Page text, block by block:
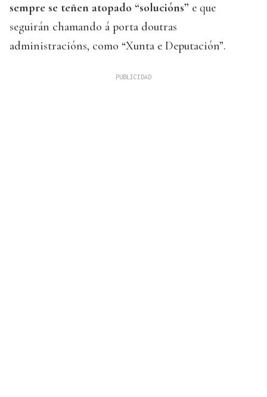
sempre se teñen atopado “solucións” e que
seguirán chamando á porta doutras
administracións, como “Xunta e Deputación”.